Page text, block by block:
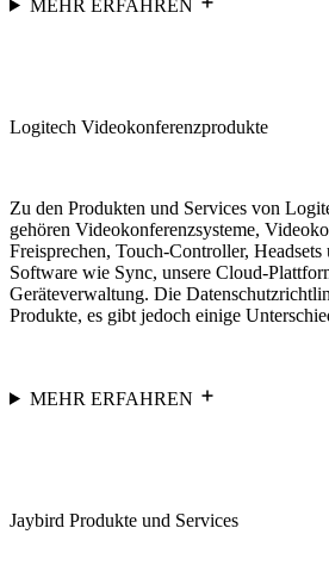
MEHR ERFAHREN
Logitech Videokonferenzprodukte
Zu den Produkten und Services von
gehören Videokonferenzsysteme,
Freisprechen, Touch-Controller, Headsets
Software wie Sync, unsere Cloud-
Geräteverwaltung. Die
Produkte, es gibt jedoch einige
MEHR ERFAHREN
Jaybird Produkte und Services